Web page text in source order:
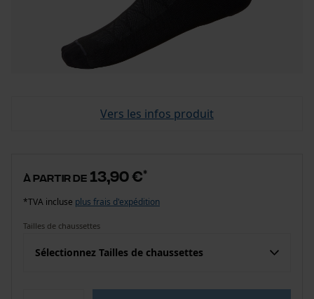
Vers les infos produit
à partir de 13,90 €*
*TVA incluse plus frais d'expédition
Tailles de chaussettes
Sélectionnez Tailles de chaussettes